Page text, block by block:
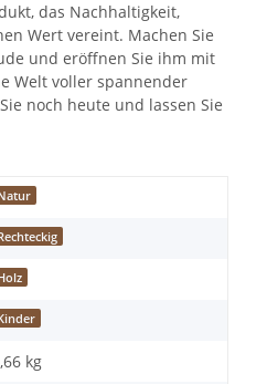
das Nachhaltigkeit,
Wert vereint. Machen Sie
und eröffnen Sie ihm mit
Welt voller spannender
noch heute und lassen Sie
kg